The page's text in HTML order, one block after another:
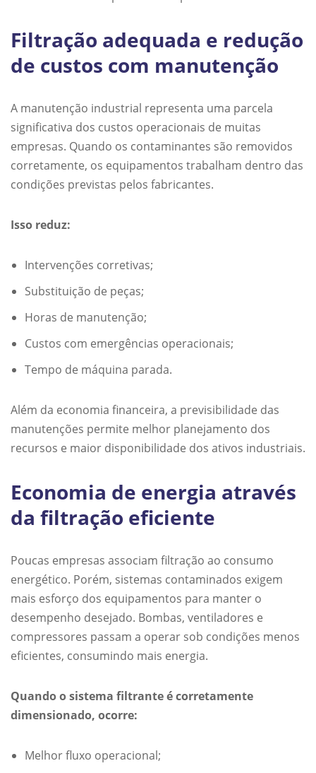
Filtração adequada e redução
de custos com manutenção
A manutenção industrial representa uma parcela
significativa dos custos operacionais de muitas
empresas. Quando os contaminantes são removidos
corretamente, os equipamentos trabalham dentro das
condições previstas pelos fabricantes.
Isso reduz:
Intervenções corretivas;
Substituição de peças;
Horas de manutenção;
Custos com emergências operacionais;
Tempo de máquina parada.
Além da economia financeira, a previsibilidade das
manutenções permite melhor planejamento dos
recursos e maior disponibilidade dos ativos industriais.
Economia de energia através
da filtração eficiente
Poucas empresas associam filtração ao consumo
energético. Porém, sistemas contaminados exigem
mais esforço dos equipamentos para manter o
desempenho desejado. Bombas, ventiladores e
compressores passam a operar sob condições menos
eficientes, consumindo mais energia.
Quando o sistema filtrante é corretamente
dimensionado, ocorre:
Melhor fluxo operacional;